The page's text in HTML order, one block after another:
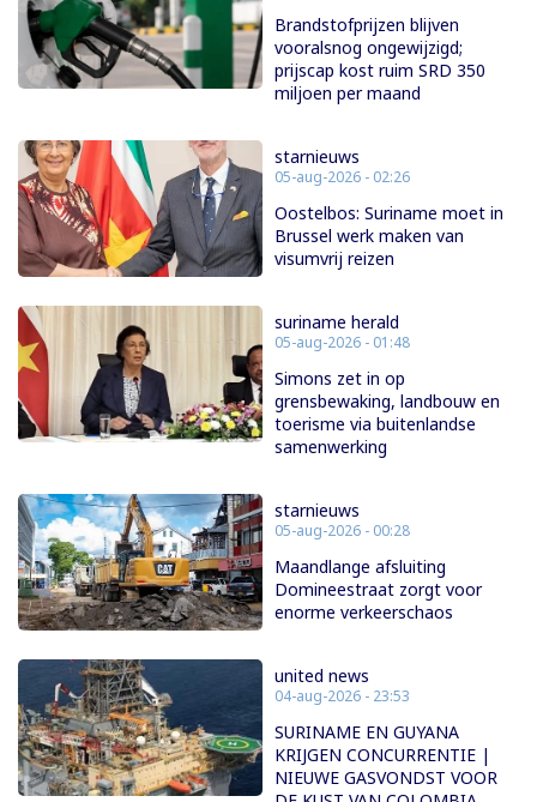
Brandstofprijzen blijven
vooralsnog ongewijzigd;
prijscap kost ruim SRD 350
miljoen per maand
starnieuws
05-aug-2026 - 02:26
Oostelbos: Suriname moet in
Brussel werk maken van
visumvrij reizen
suriname herald
05-aug-2026 - 01:48
Simons zet in op
grensbewaking, landbouw en
toerisme via buitenlandse
samenwerking
starnieuws
05-aug-2026 - 00:28
Maandlange afsluiting
Domineestraat zorgt voor
enorme verkeerschaos
united news
04-aug-2026 - 23:53
SURINAME EN GUYANA
KRIJGEN CONCURRENTIE |
NIEUWE GASVONDST VOOR